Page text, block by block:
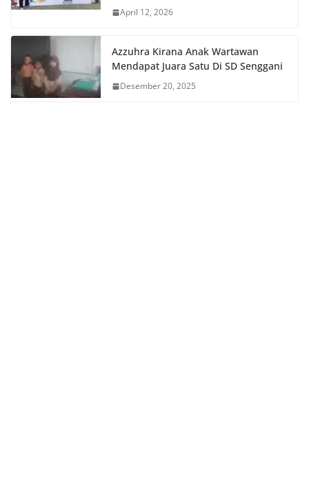
April 12, 2026
Azzuhra Kirana Anak Wartawan
Mendapat Juara Satu Di SD Senggani
Desember 20, 2025